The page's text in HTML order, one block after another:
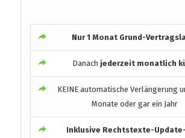
Nur 1 Monat Grund-
Danach jederzeit monatlich
KEINE automatische Verlängerung
Monate oder gar ein Jahr
Inklusive Rechtstexte-